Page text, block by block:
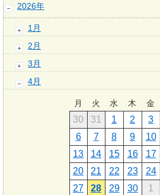
2026年
1月
2月
3月
4月
月 火 水 木 金
30 31 1 2 3
6
7 8 9 10
13
14 15 16 17
20
21 22 23 24
27
28 29 30 1